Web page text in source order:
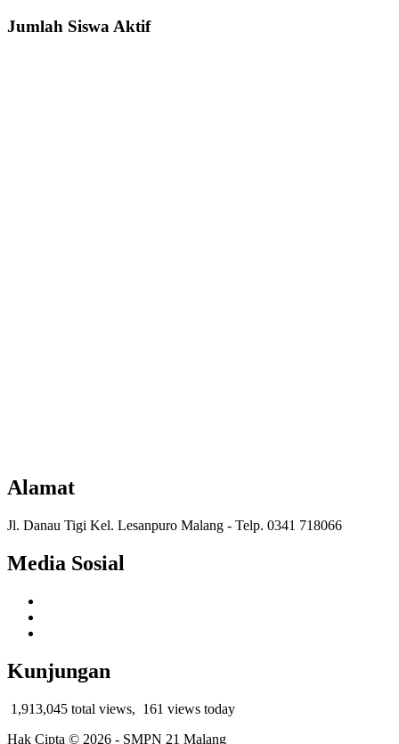
Jumlah Siswa Aktif
Alamat
Jl. Danau Tigi Kel. Lesanpuro Malang - Telp. 0341 718066
Media Sosial
Kunjungan
1,913,045 total views, 161 views today
Hak Cipta © 2026 - SMPN 21 Malang